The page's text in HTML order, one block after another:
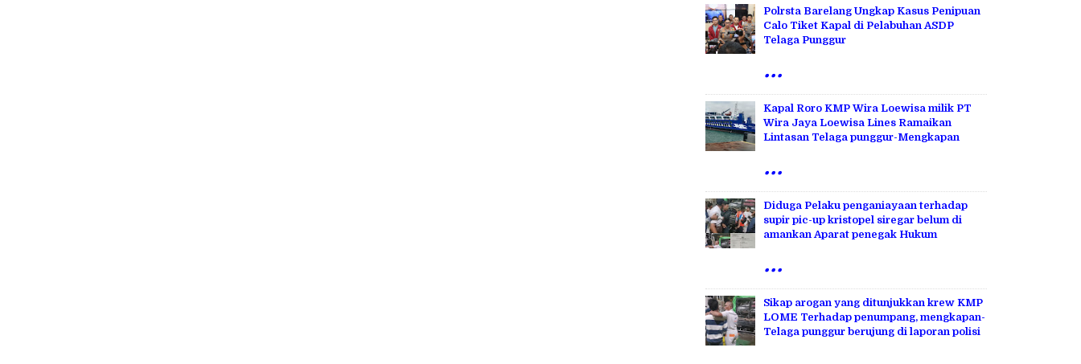
Polrsta Barelang Ungkap Kasus Penipuan
Calo Tiket Kapal di Pelabuhan ASDP
Telaga Punggur
...
Kapal Roro KMP Wira Loewisa milik PT
Wira Jaya Loewisa Lines Ramaikan
Lintasan Telaga punggur-Mengkapan
...
Diduga Pelaku penganiayaan terhadap
supir pic-up kristopel siregar belum di
amankan Aparat penegak Hukum
...
Sikap arogan yang ditunjukkan krew KMP
LOME Terhadap penumpang, mengkapan-
Telaga punggur berujung di laporan polisi